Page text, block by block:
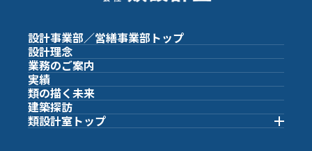
設計事業部／営繕事業部 トップ
設計理念
業務のご案内
実績
類の描く未来
建築探訪
類設計室トップ